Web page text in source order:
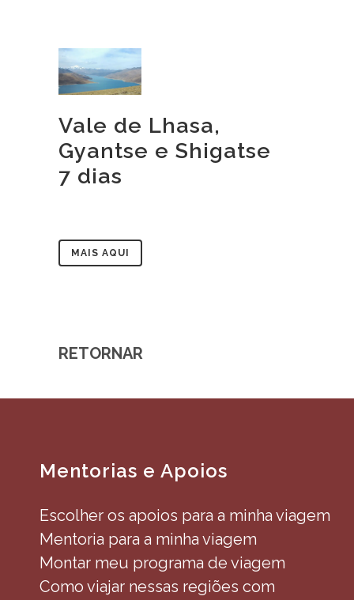
Vale de Lhasa,
Gyantse e Shigatse
7 dias
MAIS AQUI
RETORNAR
Mentorias e Apoios
Escolher os apoios para a minha viagem
Mentoria para a minha viagem
Montar meu programa de viagem
Como viajar nessas regiões com